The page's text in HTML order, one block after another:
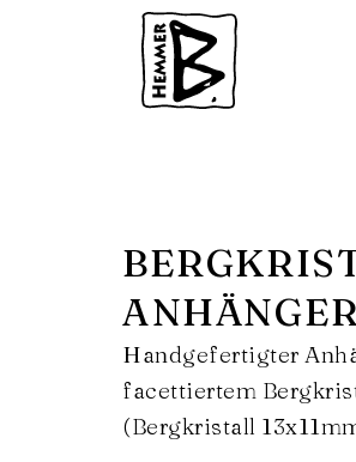
Handgefertigter
facettiertem
(Bergkristall